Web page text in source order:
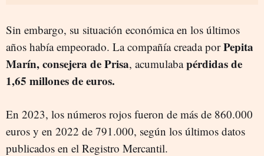
Sin embargo, su situación económica en los últimos
años había empeorado. La compañía creada porPepita
Marín, consejera de Prisa, acumulabapérdidas de
1,65 millones de euros.
En 2023, los números rojos fueron de más de 860.000
euros y en 2022 de 791.000, según los últimos datos
publicados en el Registro Mercantil.